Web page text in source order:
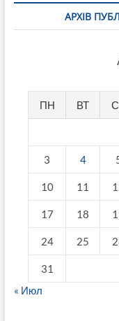
АРХІВ
ПН ВТ
3 4
10 11
17 18
24 25
31
« Июл